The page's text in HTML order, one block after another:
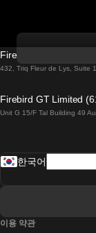
Firebird GT Limited
432, Triq Fleur de Lys, Suite
Firebird GT Limited
Unit G 15/F Tal Building 49
한국어
이용 약관